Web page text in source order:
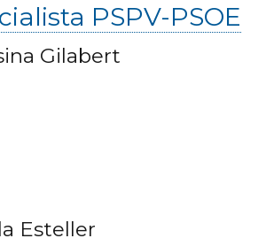
PSPV-PSOE
Gilabert
Esteller